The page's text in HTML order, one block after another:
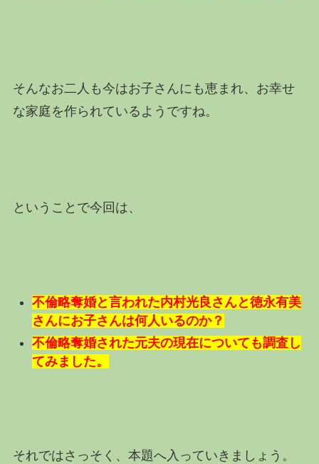
そんなお二人も今はお子さんにも恵まれ、お幸せ
な家庭を作られているようですね。
ということで今回は、
不倫略奪婚と言われた内村光良さんと徳永有美
さんにお子さんは何人いるのか？
不倫略奪婚された元夫の現在についても調査し
てみました。
それではさっそく、本題へ入っていきましょう。